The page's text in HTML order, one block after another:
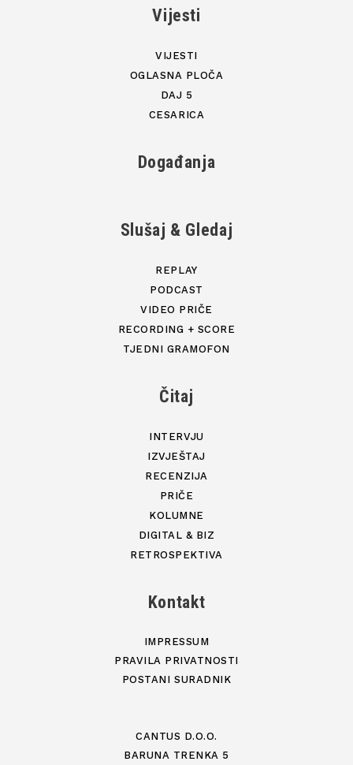
Vijesti
VIJESTI
OGLASNA PLOČA
DAJ 5
CESARICA
Događanja
Slušaj & Gledaj
REPLAY
PODCAST
VIDEO PRIČE
RECORDING + SCORE
TJEDNI GRAMOFON
Čitaj
INTERVJU
IZVJEŠTAJ
RECENZIJA
PRIČE
KOLUMNE
DIGITAL & BIZ
RETROSPEKTIVA
Kontakt
IMPRESSUM
PRAVILA PRIVATNOSTI
POSTANI SURADNIK
CANTUS D.O.O.
BARUNA TRENKA 5